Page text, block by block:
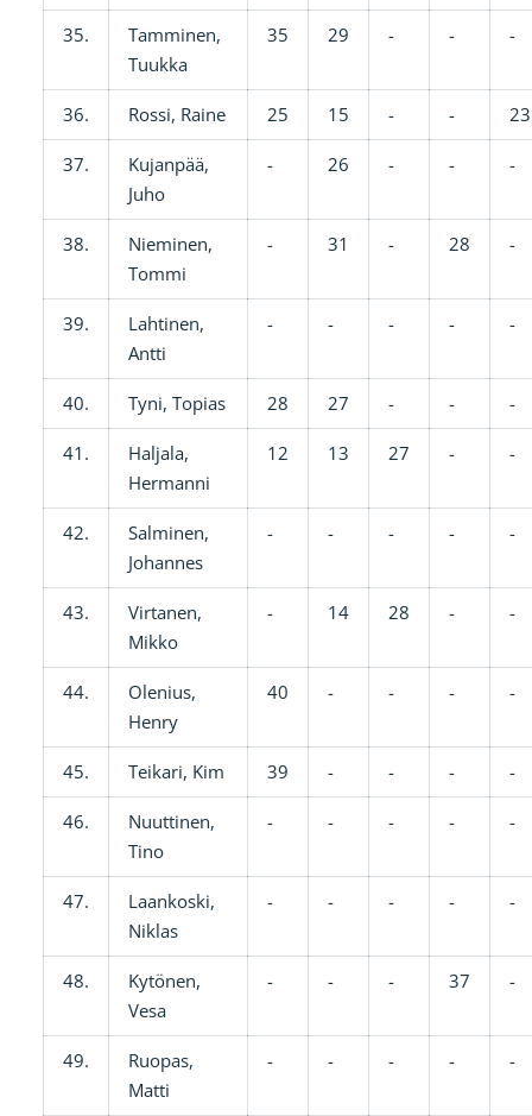
35.
Tamminen,
Tuukka
35 29 - - -
36. Rossi, Raine 25 15 - - 23
37.
Kujanpää,
Juho
- 26 - - -
38.
Nieminen,
Tommi
- 31 - 28 -
39.
Lahtinen,
Antti
- - - - -
40. Tyni, Topias 28 27 - - -
41.
Haljala,
Hermanni
12 13 27 - -
42.
Salminen,
Johannes
- - - - -
43.
Virtanen,
Mikko
- 14 28 - -
44.
Olenius,
Henry
40 - - - -
45. Teikari, Kim 39 - - - -
46.
Nuuttinen,
Tino
- - - - -
47.
Laankoski,
Niklas
- - - - -
48.
Kytönen,
Vesa
- - - 37 -
49.
Ruopas,
Matti
- - - - -